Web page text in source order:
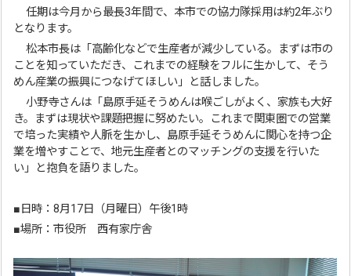
任期は今月から最長3年間で、本市での協力隊採用は約2年ぶり
となります。
松本市長は「高齢化などで生産者が減少している。まずは市の
ことを知っていただき、これまでの経験をフルに生かして、そう
めん産業の振興につなげてほしい」と話しました。
小野寺さんは「島原手延そうめんは喉ごしがよく、家族も大好
き。まずは現状や課題把握に努めたい。これまで関東圏での営業
で培った実績や人脈を生かし、島原手延そうめんに関心を持つ企
業を増やすことで、地元生産者とのマッチングの支援を行いた
い」と抱負を語りました。
■日時：8月17日（月曜日）午後1時
■場所：市役所 西有家庁舎